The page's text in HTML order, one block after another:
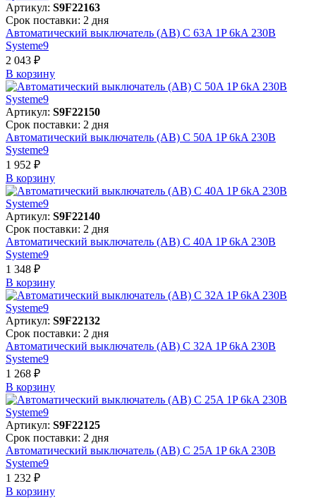
Артикул: S9F22163
Срок поставки: 2 дня
Автоматический выключатель (АВ) C 63A 1P 6kA 230В
Systeme9
2 043 ₽
В корзинy
Артикул: S9F22150
Срок поставки: 2 дня
Автоматический выключатель (АВ) C 50A 1P 6kA 230В
Systeme9
1 952 ₽
В корзинy
Артикул: S9F22140
Срок поставки: 2 дня
Автоматический выключатель (АВ) C 40A 1P 6kA 230В
Systeme9
1 348 ₽
В корзинy
Артикул: S9F22132
Срок поставки: 2 дня
Автоматический выключатель (АВ) C 32A 1P 6kA 230В
Systeme9
1 268 ₽
В корзинy
Артикул: S9F22125
Срок поставки: 2 дня
Автоматический выключатель (АВ) C 25A 1P 6kA 230В
Systeme9
1 232 ₽
В корзинy